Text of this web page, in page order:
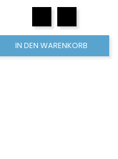
IN DEN WARENKORB